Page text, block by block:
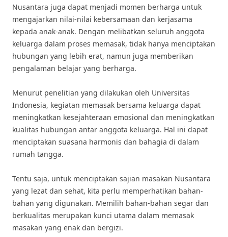
Nusantara juga dapat menjadi momen berharga untuk
mengajarkan nilai-nilai kebersamaan dan kerjasama
kepada anak-anak. Dengan melibatkan seluruh anggota
keluarga dalam proses memasak, tidak hanya menciptakan
hubungan yang lebih erat, namun juga memberikan
pengalaman belajar yang berharga.
Menurut penelitian yang dilakukan oleh Universitas
Indonesia, kegiatan memasak bersama keluarga dapat
meningkatkan kesejahteraan emosional dan meningkatkan
kualitas hubungan antar anggota keluarga. Hal ini dapat
menciptakan suasana harmonis dan bahagia di dalam
rumah tangga.
Tentu saja, untuk menciptakan sajian masakan Nusantara
yang lezat dan sehat, kita perlu memperhatikan bahan-
bahan yang digunakan. Memilih bahan-bahan segar dan
berkualitas merupakan kunci utama dalam memasak
masakan yang enak dan bergizi.